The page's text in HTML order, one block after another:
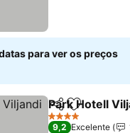
para ver os preços
PartilharAdicionar
Park Hotell
4 Estrelas
9,2 Excelente